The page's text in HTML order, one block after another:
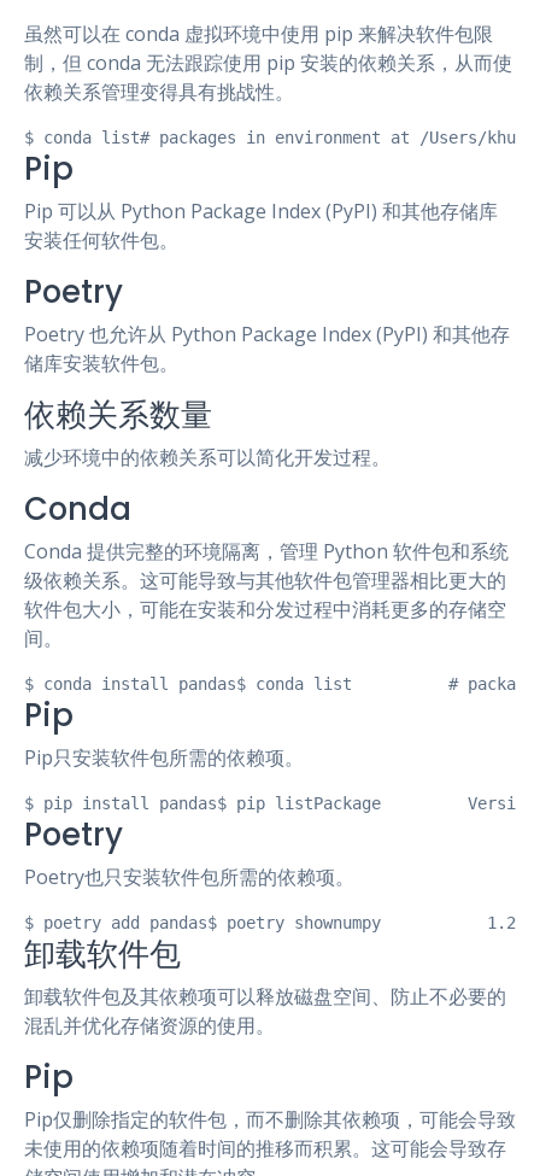
虽然可以在 conda 虚拟环境中使用 pip 来解决软件包限
制，但 conda 无法跟踪使用 pip 安装的依赖关系，从而使
依赖关系管理变得具有挑战性。
$ conda list# packages in environment at /Users/
Pip
Pip 可以从 Python Package Index (PyPI) 和其他存储库
安装任何软件包。
Poetry
Poetry 也允许从 Python Package Index (PyPI) 和其他存
储库安装软件包。
依赖关系数量
减少环境中的依赖关系可以简化开发过程。
Conda
Conda 提供完整的环境隔离，管理 Python 软件包和系统
级依赖关系。这可能导致与其他软件包管理器相比更大的
软件包大小，可能在安装和分发过程中消耗更多的存储空
间。
$ conda install pandas$ conda list          #
Pip
Pip只安装软件包所需的依赖项。
$ pip install pandas$ pip listPackage
Poetry
Poetry也只安装软件包所需的依赖项。
$ poetry add pandas$ poetry shownumpy           1.24.3
卸载软件包
卸载软件包及其依赖项可以释放磁盘空间、防止不必要的
混乱并优化存储资源的使用。
Pip
Pip仅删除指定的软件包，而不删除其依赖项，可能会导致
未使用的依赖项随着时间的推移而积累。这可能会导致存